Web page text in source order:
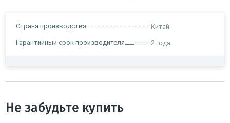
Страна производства Китай
Гарантийный срок производителя 2 года
Не забудьте купить